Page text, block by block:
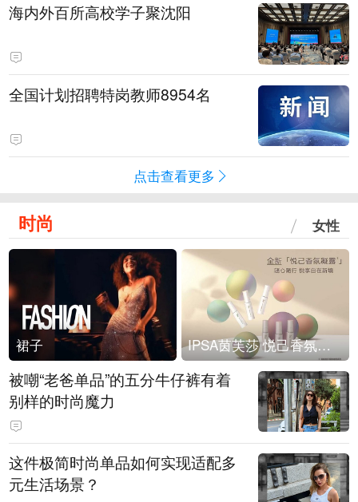
海内外百所高校学子聚沈阳
全国计划招聘特岗教师8954名
点击查看更多
时尚 女性
裙子 IPSA茵芙莎 悦己香氛凝露上市
被嘲“老爸单品”的五分牛仔裤有着
别样的时尚魔力
这件极简时尚单品如何实现适配多
元生活场景？